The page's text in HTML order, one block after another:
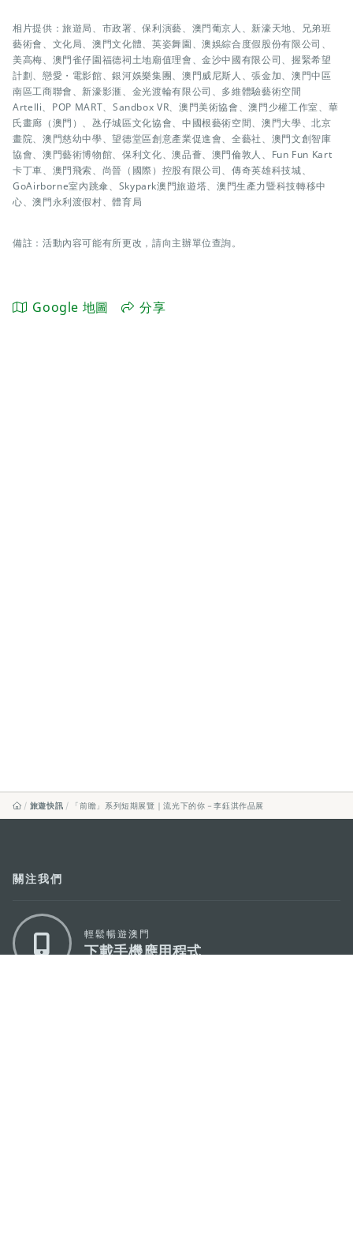
相片提供：旅遊局、市政署、保利演藝、澳門葡京人、新濠天地、兄弟班
藝術會、文化局、澳門文化體、英姿舞園、澳娛綜合度假股份有限公司、
美高梅、澳門雀仔園福德祠土地廟值理會、金沙中國有限公司、握緊希望
計劃、戀愛・電影館、銀河娛樂集團、澳門威尼斯人、張金加、澳門中區
南區工商聯會、新濠影滙、金光渡輪有限公司、多維體驗藝術空間
Artelli、POP MART、Sandbox VR、澳門美術協會、澳門少權工作室、華
氏畫廊（澳門）、氹仔城區文化協會、中國根藝術空間、澳門大學、北京
畫院、澳門慈幼中學、望德堂區創意產業促進會、全藝社、澳門文創智庫
協會、澳門藝術博物館、保利文化、澳品薈、澳門倫敦人、Fun Fun Kart
卡丁車、澳門飛索、尚晉（國際）控股有限公司、傳奇英雄科技城、
GoAirborne室內跳傘、Skypark澳門旅遊塔、澳門生產力暨科技轉移中
心、澳門永利渡假村、體育局
備註：活動內容可能有所更改，請向主辦單位查詢。
Google 地圖 分享
旅遊快訊 「前瞻」系列短期展覽｜流光下的你－李鈺淇作品展
關注我們
輕鬆暢遊澳門
下載手機應用程式